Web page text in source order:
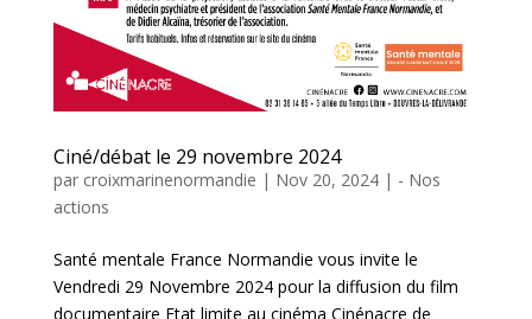
Ciné/débat le 29 novembre 2024
par croixmarinenormandie | Nov 20, 2024| - Nos
actions
Santé mentale France Normandie vous invite le
Vendredi 29 Novembre 2024 pour la diffusion du film
documentaire Etat limite au cinéma Cinénacre de